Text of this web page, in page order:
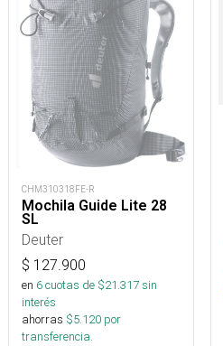
CHM310318FE-R
Mochila Guide Lite 28
SL
Deuter
$ 127.900
en 6cuotas de $21.317sin
interés
ahorras $5.120 por
transferencia.